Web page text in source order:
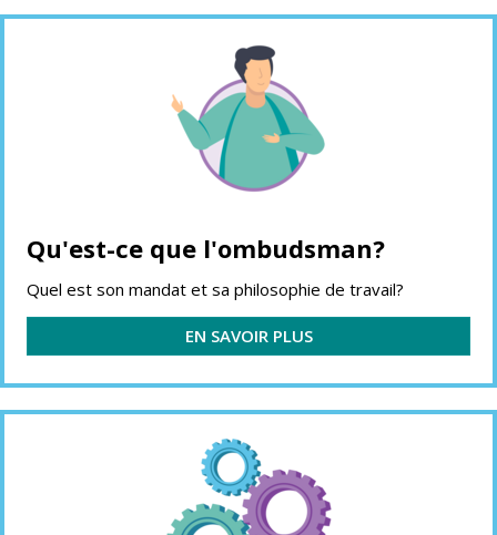
Qu'est-ce que l'ombudsman?
Quel est son mandat et sa philosophie de travail?
EN SAVOIR PLUS